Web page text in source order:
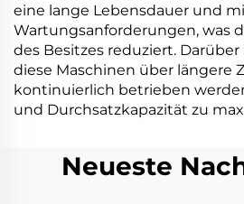
eine lange Lebensdauer und
Wartungsanforderungen, was
des Besitzes reduziert.
diese Maschinen über längere
kontinuierlich betrieben
und Durchsatzkapazität zu
Neueste